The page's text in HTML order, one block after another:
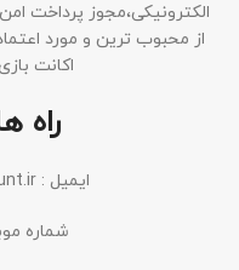
از محبوب ترین و مورد
اکانت
راه
ایمیل : info[at]kamyaraccount.ir
شماره موبایل: